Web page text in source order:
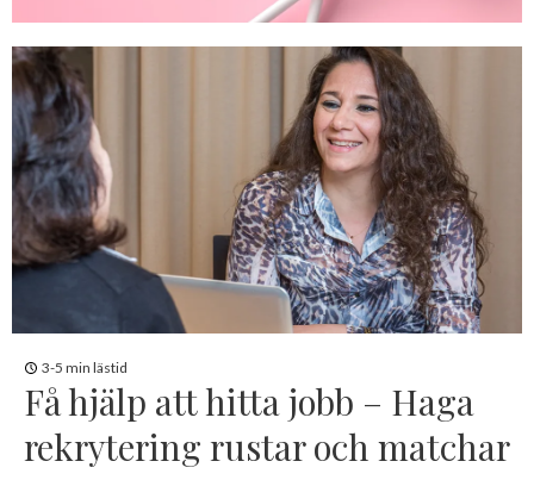
3-5 min lästid
Få hjälp att hitta jobb – Haga
rekrytering rustar och matchar